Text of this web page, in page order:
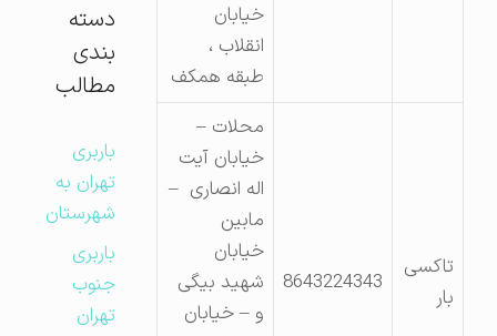
خیابان
انقلاب ،
طبقه همکف
تاکسی
8643224343
محلات –
خیابان آیت
اله انصاری –
مابین
خیابان
شهید بیگی
و – خیابان
دسته
بندی
مطالب
باربری
تهران به
شهرستان
باربری
جنوب
تهران